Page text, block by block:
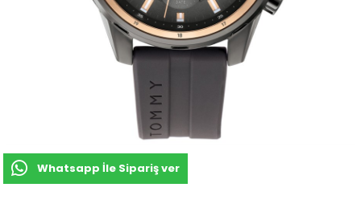
Whatsapp İle Sipariş ver